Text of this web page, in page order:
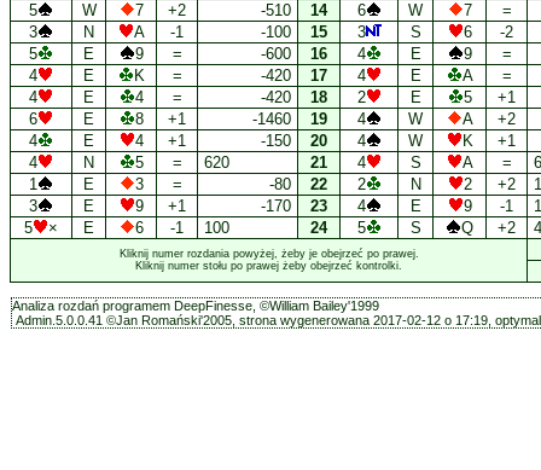
5
W 7 +2 -510 14 6 W 7
=
3
N A -1 -100 15 3 S 6
-2
5
E 9 = -600 16 4 E 9
=
4
E K = -420 17 4 E A
=
4
E 4 = -420 18 2 E 5
+1
6
E 8 +1 -1460 19 4 W A
+2
4
E 4 +1 -150 20 4 W K
+1
4
N 5 = 620 21 4 S A =
1
E 3 = -80 22 2 N 2 +2
3
E 9 +1 -170 23 4 E 9 -1
5
× E 6 -1 100 24 5 S Q +2
Kliknij numer rozdania powyżej, żeby je obejrzeć po prawej.
Kliknij numer stołu po prawej żeby obejrzeć kontrolki.
Analiza rozdań programem DeepFinesse, ©William Bailey'1999
Admin.5.0.0.41 ©Jan Romański'2005, strona wygenerowana 2017-02-12 o 17:19,